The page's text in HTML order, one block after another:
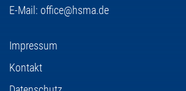
E-Mail: office@hsma.de
Impressum
Kontakt